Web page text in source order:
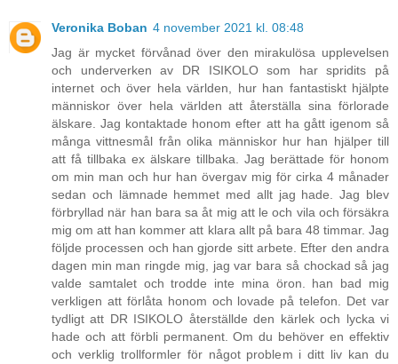
Veronika Boban 4 november 2021 kl. 08:48
Jag är mycket förvånad över den mirakulösa upplevelsen
och underverken av DR ISIKOLO som har spridits på
internet och över hela världen, hur han fantastiskt hjälpte
människor över hela världen att återställa sina förlorade
älskare. Jag kontaktade honom efter att ha gått igenom så
många vittnesmål från olika människor hur han hjälper till
att få tillbaka ex älskare tillbaka. Jag berättade för honom
om min man och hur han övergav mig för cirka 4 månader
sedan och lämnade hemmet med allt jag hade. Jag blev
förbryllad när han bara sa åt mig att le och vila och försäkra
mig om att han kommer att klara allt på bara 48 timmar. Jag
följde processen och han gjorde sitt arbete. Efter den andra
dagen min man ringde mig, jag var bara så chockad så jag
valde samtalet och trodde inte mina öron. han bad mig
verkligen att förlåta honom och lovade på telefon. Det var
tydligt att DR ISIKOLO återställde den kärlek och lycka vi
hade och att förbli permanent. Om du behöver en effektiv
och verklig trollformler för något problem i ditt liv kan du